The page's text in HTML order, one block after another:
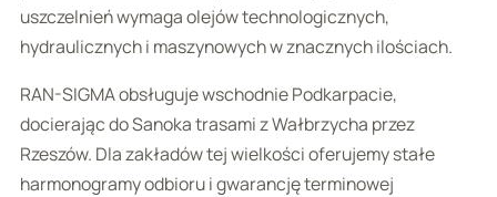
uszczelnień wymaga olejów technologicznych,
hydraulicznych i maszynowych w znacznych ilościach.
RAN-SIGMA obsługuje wschodnie Podkarpacie,
docierając do Sanoka trasami z Wałbrzycha przez
Rzeszów. Dla zakładów tej wielkości oferujemy stałe
harmonogramy odbioru i gwarancję terminowej